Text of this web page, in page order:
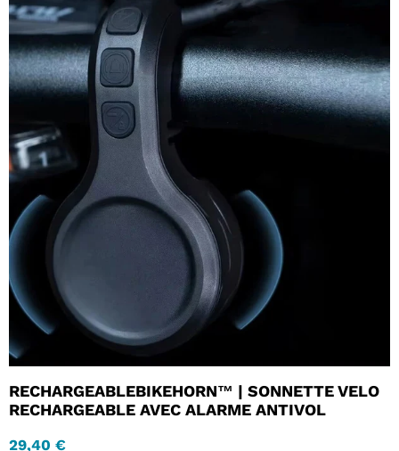
RECHARGEABLEBIKEHORN™ | SONNETTE VELO
RECHARGEABLE AVEC ALARME ANTIVOL
29,40 €